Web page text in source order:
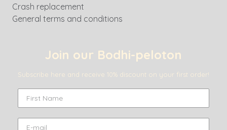
Crash replacement
General terms and conditions
Join our Bodhi-peloton
Subscribe here and receive 10% discount on your first order!